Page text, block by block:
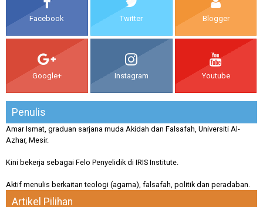
Facebook Twitter Blogger
Google+ Instagram Youtube
Penulis
Amar Ismat, graduan sarjana muda Akidah dan Falsafah, Universiti Al-
Azhar, Mesir.
Kini bekerja sebagai Felo Penyelidik di IRIS Institute.
Aktif menulis berkaitan teologi (agama), falsafah, politik dan peradaban.
Artikel Pilihan